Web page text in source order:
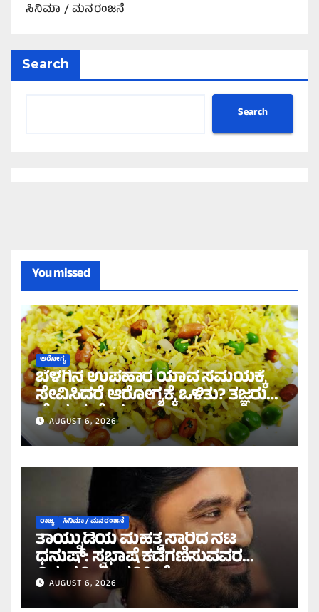
ಸಿನಿಮಾ / ಮನರಂಜನೆ
Search
Search
You missed
ಆರೋಗ್ಯ
ಬೆಳಗಿನ ಉಪಹಾರ ಯಾವ ಸಮಯಕ್ಕೆ
ಸೇವಿಸಿದರೆ ಆರೋಗ್ಯಕ್ಕೆ ಒಳಿತು? ತಜ್ಞರು
ಹೇಳುವುದೇನು?
AUGUST 6, 2026
ರಾಜ್ಯ ಸಿನಿಮಾ / ಮನರಂಜನೆ
ತಾಯ್ನುಡಿಯ ಮಹತ್ವ ಸಾರಿದ ನಟ
ಧನುಷ್: ಸ್ವಭಾಷೆ ಕಡೆಗಣಿಸುವವರ
ವಿರುದ್ಧ ತೀಕ್ಷ್ಣ ಪ್ರತಿಕ್ರಿಯೆ!
AUGUST 6, 2026